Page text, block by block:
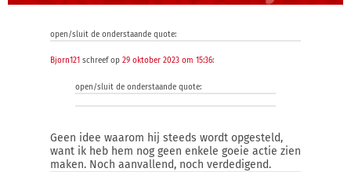
open/sluit de onderstaande quote:
Bjorn121 schreef op 29 oktober 2023 om 15:36:
open/sluit de onderstaande quote:
Geen idee waarom hij steeds wordt opgesteld,
want ik heb hem nog geen enkele goeie actie zien
maken. Noch aanvallend, noch verdedigend.